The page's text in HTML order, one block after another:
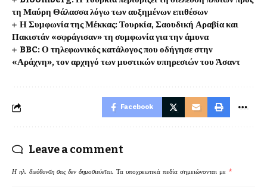
τη Μαύρη Θάλασσα λόγω των αυξημένων επιθέσων
Η Συμφωνία της Μέκκας: Τουρκία, Σαουδική Αραβία και
Πακιστάν «σφράγισαν» τη συμφωνία για την άμυνα
BBC: Ο τηλεφωνικός κατάλογος που οδήγησε στην
«Αράχνη», τον αρχηγό των μυστικών υπηρεσιών του Άσαντ
Facebook
Leave a comment
Η ηλ. διεύθυνση σας δεν δημοσιεύεται. Τα υποχρεωτικά πεδία σημειώνονται με *